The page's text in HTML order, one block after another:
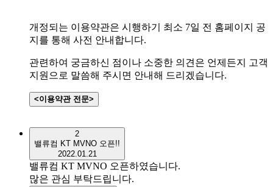
개정되는 이용약관은 시행하기 최소 7일 전 홈페이지 공
지를 통해 사전 안내합니다.
관련하여 궁금하신 점이나 소중한 의견은 언제든지 고객
지원으로 말씀해 주시면 안내해 드리겠습니다.
<이용약관 전문>
2
밸류컴 KT MVNO 오픈!!
2022.01.21
밸류컴 KT MVNO 오픈하였습니다.
많은 관심 부탁드립니다.